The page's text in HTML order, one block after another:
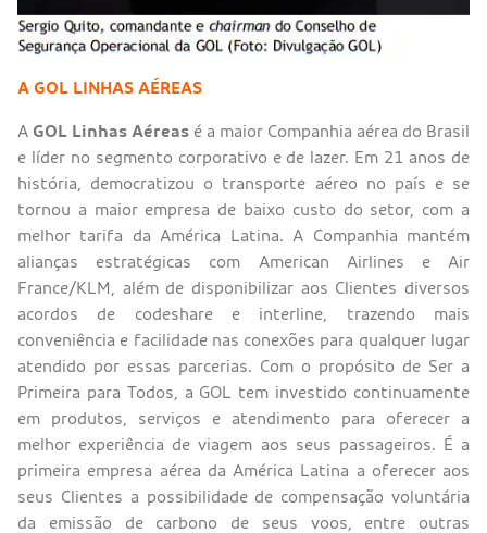
A GOL LINHAS AÉREAS
A GOL Linhas Aéreas é a maior Companhia aérea do Brasil
e líder no segmento corporativo e de lazer. Em 21 anos de
história, democratizou o transporte aéreo no país e se
tornou a maior empresa de baixo custo do setor, com a
melhor tarifa da América Latina. A Companhia mantém
alianças estratégicas com American Airlines e Air
France/KLM, além de disponibilizar aos Clientes diversos
acordos de codeshare e interline, trazendo mais
conveniência e facilidade nas conexões para qualquer lugar
atendido por essas parcerias. Com o propósito de Ser a
Primeira para Todos, a GOL tem investido continuamente
em produtos, serviços e atendimento para oferecer a
melhor experiência de viagem aos seus passageiros. É a
primeira empresa aérea da América Latina a oferecer aos
seus Clientes a possibilidade de compensação voluntária
da emissão de carbono de seus voos, entre outras